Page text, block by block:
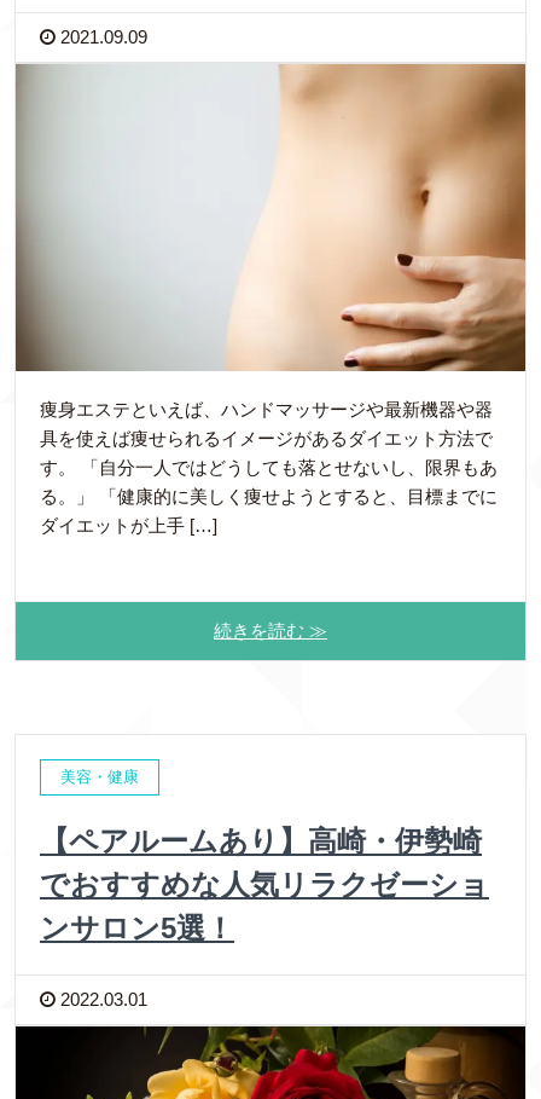
2021.09.09
痩身エステといえば、ハンドマッサージや最新機器や器
具を使えば痩せられるイメージがあるダイエット方法で
す。 「自分一人ではどうしても落とせないし、限界もあ
る。」 「健康的に美しく痩せようとすると、目標までに
ダイエットが上手 […]
続きを読む ≫
美容・健康
【ペアルームあり】高崎・伊勢崎
でおすすめな人気リラクゼーショ
ンサロン5選！
2022.03.01